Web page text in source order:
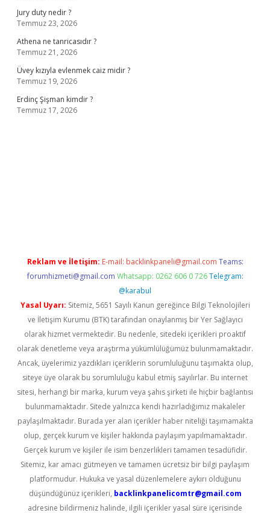
Jury duty nedir ?
Temmuz 23, 2026
Athena ne tanricasıdır ?
Temmuz 21, 2026
Üvey kızıyla evlenmek caiz midir ?
Temmuz 19, 2026
Erdinç Şişman kimdir ?
Temmuz 17, 2026
Reklam ve İletişim: E-mail: backlinkpaneli@gmail.com Teams:
forumhizmeti@gmail.com Whatsapp: 0262 606 0 726 Telegram:
@karabul
Yasal Uyarı: Sitemiz, 5651 Sayılı Kanun gereğince Bilgi Teknolojileri
ve İletişim Kurumu (BTK) tarafından onaylanmış bir Yer Sağlayıcı
olarak hizmet vermektedir. Bu nedenle, sitedeki içerikleri proaktif
olarak denetleme veya araştırma yükümlülüğümüz bulunmamaktadır.
Ancak, üyelerimiz yazdıkları içeriklerin sorumluluğunu taşımakta olup,
siteye üye olarak bu sorumluluğu kabul etmiş sayılırlar. Bu internet
sitesi, herhangi bir marka, kurum veya şahıs şirketi ile hiçbir bağlantısı
bulunmamaktadır. Sitede yalnızca kendi hazırladığımız makaleler
paylaşılmaktadır. Burada yer alan içerikler haber niteliği taşımamakta
olup, gerçek kurum ve kişiler hakkında paylaşım yapılmamaktadır.
Gerçek kurum ve kişiler ile isim benzerlikleri tamamen tesadüfidir.
Sitemiz, kar amacı gütmeyen ve tamamen ücretsiz bir bilgi paylaşım
platformudur. Hukuka ve yasal düzenlemelere aykırı olduğunu
düşündüğünüz içerikleri, backlinkpanelicomtr@gmail.com
adresine bildirmeniz halinde, ilgili içerikler yasal süre içerisinde